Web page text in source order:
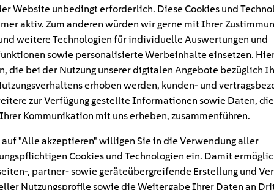
#Modernisieren und Bauen
Wohnen: Was
Wohnung wichtig
Website unbedingt erforderlich. Diese Cookies und
aktiv. Zum anderen würden wir gerne mit Ihrer
weitere Technologien für individuelle Auswertungen und
sowie personalisierte Werbeinhalte einsetzen.
die bei der Nutzung unserer digitalen Angebote bezüglich
erhoben werden, kunden- und
zur Verfügung gestellte Informationen sowie Daten,
Kommunikation mit uns erheben, zusammenführen.
"Alle akzeptieren" willigen Sie in die Verwendung aller
Cookies und Technologien ein. Damit
, partner- sowie geräteübergreifende Erstellung und
Nutzungsprofile sowie die Weitergabe Ihrer Daten an